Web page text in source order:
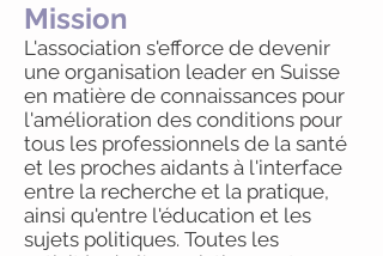
Mission
L'association s'efforce de devenir
une organisation leader en Suisse
en matière de connaissances pour
l'amélioration des conditions pour
tous les professionnels de la santé
et les proches aidants à l'interface
entre la recherche et la pratique,
ainsi qu'entre l'éducation et les
sujets politiques. Toutes les